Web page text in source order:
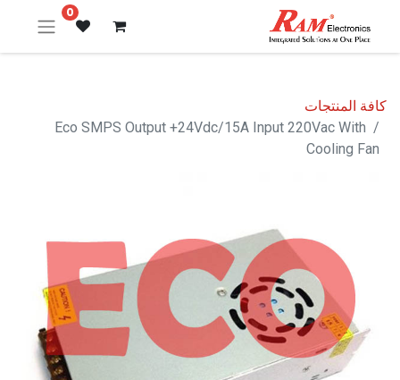
0
كافة المنتجات
Eco SMPS Output +24Vdc/15A Input 220Vac With
Cooling Fan